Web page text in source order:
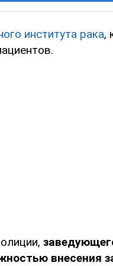
института рака,
внесения